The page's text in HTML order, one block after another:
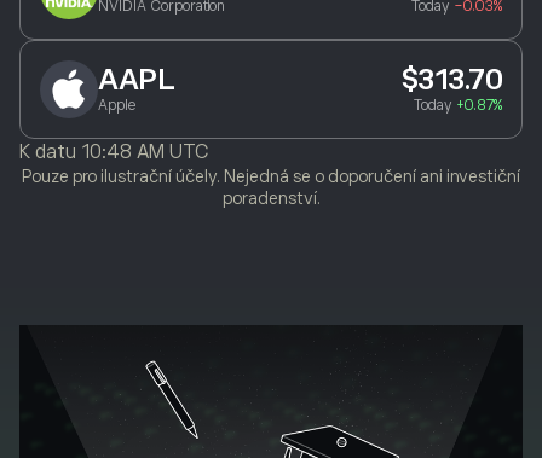
NVIDIA Corporation Today -0.03%
AAPL
Apple
$313.70
Today +0.87%
K datu 10:48 AM UTC
Pouze pro ilustrační účely. Nejedná se o doporučení ani investiční
poradenství.